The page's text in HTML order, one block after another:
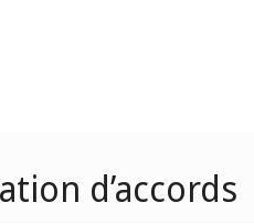
d’accords